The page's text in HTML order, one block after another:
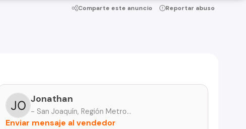
Comparte este anuncio Reportar abuso
Jonathan
- San Joaquín, Región Metropolitana
Enviar mensaje al vendedor